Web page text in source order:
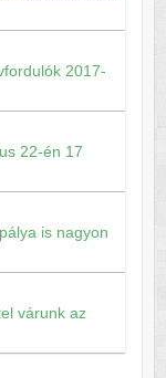
2017-
22-én 17
is nagyon
várunk az